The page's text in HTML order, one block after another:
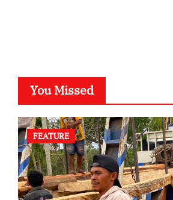
You Missed
FEATURE